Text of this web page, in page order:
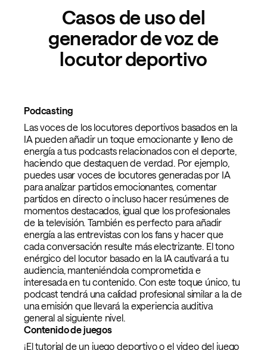
Casos de uso del
generador de voz de
locutor deportivo
Podcasting
Las voces de los locutores deportivos basados en la
IA pueden añadir un toque emocionante y lleno de
energía a tus podcasts relacionados con el deporte,
haciendo que destaquen de verdad. Por ejemplo,
puedes usar voces de locutores generadas por IA
para analizar partidos emocionantes, comentar
partidos en directo o incluso hacer resúmenes de
momentos destacados, igual que los profesionales
de la televisión. También es perfecto para añadir
energía a las entrevistas con los fans y hacer que
cada conversación resulte más electrizante. El tono
enérgico del locutor basado en la IA cautivará a tu
audiencia, manteniéndola comprometida e
interesada en tu contenido. Con este toque único, tu
podcast tendrá una calidad profesional similar a la de
una emisión que llevará la experiencia auditiva
general al siguiente nivel.
Contenido de juegos
¡El tutorial de un juego deportivo o el video del juego